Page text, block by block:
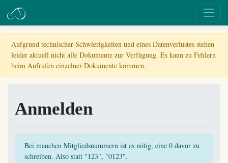
Aufgrund technischer Schwierigkeiten und eines Datenverlustes stehen
leider aktuell nicht alle Dokumente zur Verfügung. Es kann zu Fehlern
beim Aufrufen einzelner Dokumente kommen.
Anmelden
Bei manchen Mitgliedsnummern ist es nötig, eine 0 davor zu
schreiben. Also statt "123", "0123".